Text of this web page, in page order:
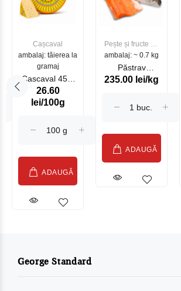
Cașcaval
ambalaj: tăierea la
gramaj
Cascaval 45%
Maasdam
Sublime Cow
26.60
lei/100g
ADAUGĂ
Pește și fructe de
mare
ambalaj: ~ 0.7 kg
Păstrav
Somonat
235.00 lei/kg
ADAUGĂ
George Standard